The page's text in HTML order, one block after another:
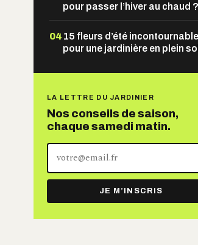
pour passer l’hiver au chaud ?
04 15 fleurs d’été
pour une jardinière en plein
LA LETTRE DU JARDINIER
Nos conseils de saison,
chaque samedi matin.
adresse
mail
JE M’INSCRIS